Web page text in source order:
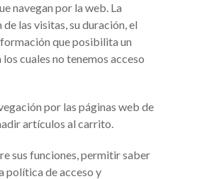
navegan por la web. La
las visitas, su duración, el
que posibilita un
cuales no tenemos acceso
por las páginas web de
artículos al carrito.
sus funciones, permitir saber
política de acceso y